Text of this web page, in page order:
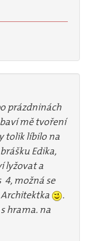
prázdninách
mě tvoření
tolik líbilo na
Edika,
lyžovat a
4, možná se
.
hrama. na